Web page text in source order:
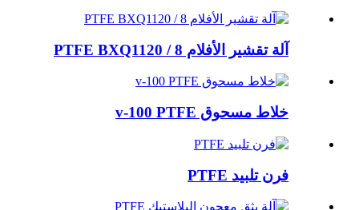
آلة تقشير الأفلام PTFE BXQ1120 / 8
خلاط مسحوق v-100 PTFE
فرن تلبيد PTFE